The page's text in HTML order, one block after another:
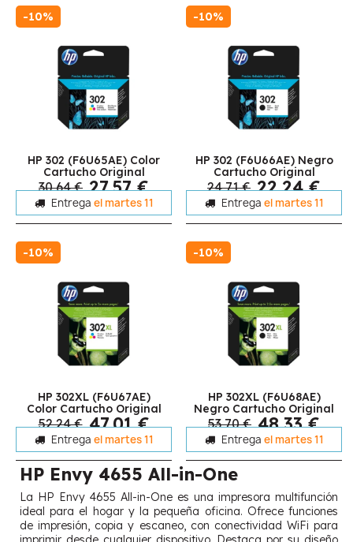
-10%
HP 302 (F6U65AE) Color
Cartucho Original
30,64 € 27,57 €
Entrega el martes 11
-10%
HP 302 (F6U66AE) Negro
Cartucho Original
24,71 € 22,24 €
Entrega el martes 11
-10%
HP 302XL (F6U67AE)
Color Cartucho Original
52,24 € 47,01 €
Entrega el martes 11
-10%
HP 302XL (F6U68AE)
Negro Cartucho Original
53,70 € 48,33 €
Entrega el martes 11
HP Envy 4655 All-in-One
La HP Envy 4655 All-in-One es una impresora multifunción
ideal para el hogar y la pequeña oficina. Ofrece funciones
de impresión, copia y escaneo, con conectividad WiFi para